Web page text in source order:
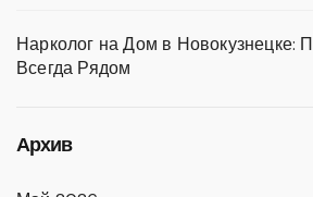
Нарколог на Дом в Новокузнецке:
Всегда Рядом
Архив